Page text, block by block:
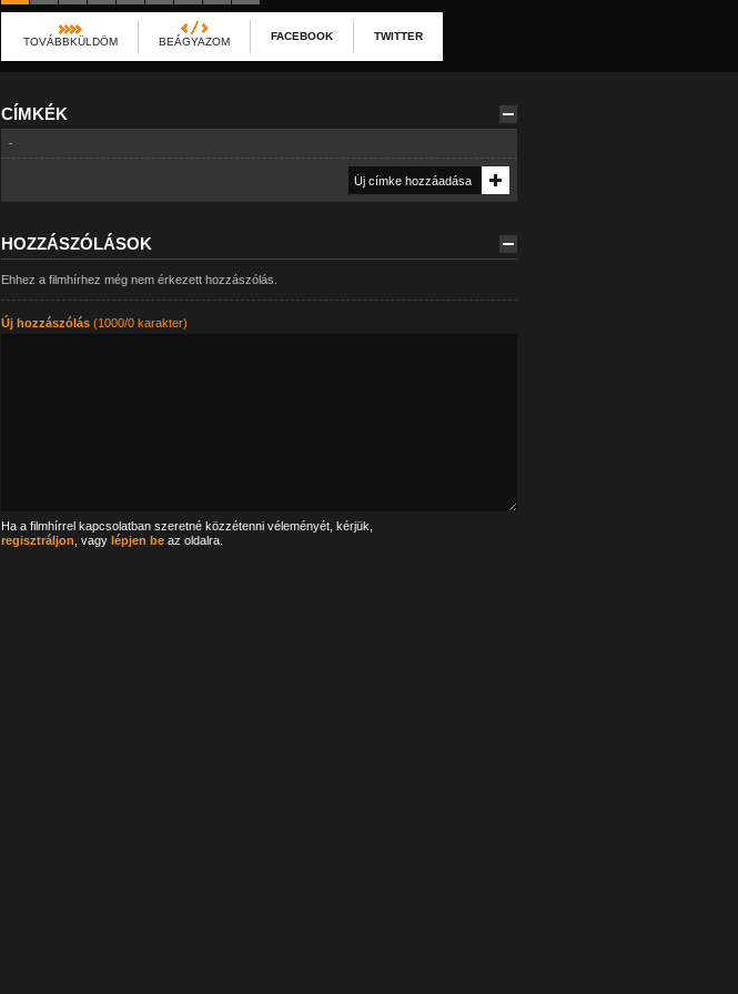
TOVÁBBKÜLDÖM BEÁGYAZOM FACEBOOK TWITTER
CÍMKÉK
-
HOZZÁSZÓLÁSOK
Ehhez a filmhírhez még nem érkezett hozzászólás.
Új hozzászólás(1000/0 karakter)
Ha a filmhírrel kapcsolatban szeretné közzétenni véleményét, kérjük,
regisztráljon , vagy lépjen beaz oldalra.